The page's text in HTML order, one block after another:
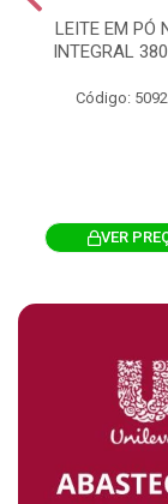
LEITE EM PÓ
INTEGRAL
Código:
VER